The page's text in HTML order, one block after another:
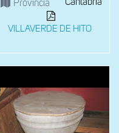
Provincia Cantabria
VILLAVERDE DE HITO